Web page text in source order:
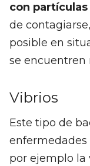
con
de
posible en
se encuentren
Vibrios
Este tipo de
por ejemplo la